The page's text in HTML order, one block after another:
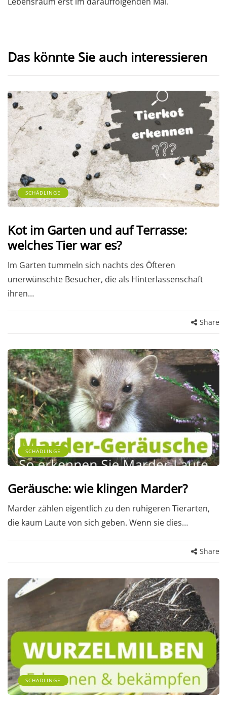
Das könnte Sie auch interessieren
SCHÄDLINGE
Kot im Garten und auf Terrasse:
welches Tier war es?
Im Garten tummeln sich nachts des Öfteren
unerwünschte Besucher, die als Hinterlassenschaft
ihren…
Share
SCHÄDLINGE
Geräusche: wie klingen Marder?
Marder zählen eigentlich zu den ruhigeren Tierarten,
die kaum Laute von sich geben. Wenn sie dies…
Share
SCHÄDLINGE